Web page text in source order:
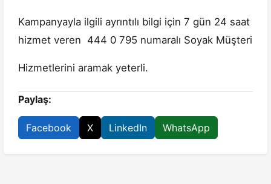
Kampanyayla ilgili ayrıntılı bilgi için 7 gün 24 saat
hizmet veren 444 0 795 numaralı Soyak Müşteri
Hizmetlerini aramak yeterli.
Paylaş:
Facebook X LinkedIn WhatsApp